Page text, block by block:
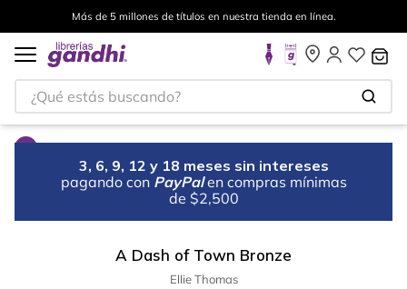
Más de 5 millones de títulos en nuestra tienda en línea.
¿Qué estás buscando?
3, 6, 9, 12 y 18 meses sin intereses
pagando con PayPal en compras mínimas
de $2,500
A Dash of Town Bronze
Ellie Thomas